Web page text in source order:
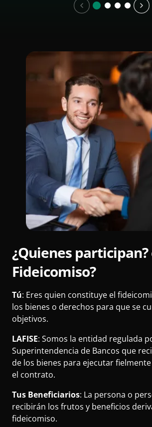
¿Quienes participan?
Fideicomiso?
Tú: Eres quien constituye el
los bienes o derechos para que se
objetivos.
LAFISE: Somos la entidad regulada
Superintendencia de Bancos que
de los bienes para ejecutar
el contrato.
Tus Beneficiarios: La persona o
recibirán los frutos y beneficios
fideicomiso.